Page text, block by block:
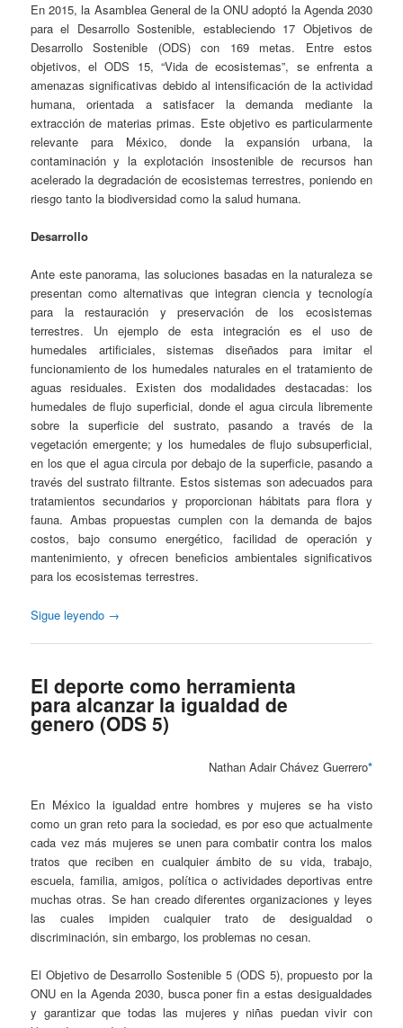
En 2015, la Asamblea General de la ONU adoptó la Agenda 2030
para el Desarrollo Sostenible, estableciendo 17 Objetivos de
Desarrollo Sostenible (ODS) con 169 metas. Entre estos
objetivos, el ODS 15, “Vida de ecosistemas”, se enfrenta a
amenazas significativas debido al intensificación de la actividad
humana, orientada a satisfacer la demanda mediante la
extracción de materias primas. Este objetivo es particularmente
relevante para México, donde la expansión urbana, la
contaminación y la explotación insostenible de recursos han
acelerado la degradación de ecosistemas terrestres, poniendo en
riesgo tanto la biodiversidad como la salud humana.
Desarrollo
Ante este panorama, las soluciones basadas en la naturaleza se
presentan como alternativas que integran ciencia y tecnología
para la restauración y preservación de los ecosistemas
terrestres. Un ejemplo de esta integración es el uso de
humedales artificiales, sistemas diseñados para imitar el
funcionamiento de los humedales naturales en el tratamiento de
aguas residuales. Existen dos modalidades destacadas: los
humedales de flujo superficial, donde el agua circula libremente
sobre la superficie del sustrato, pasando a través de la
vegetación emergente; y los humedales de flujo subsuperficial,
en los que el agua circula por debajo de la superficie, pasando a
través del sustrato filtrante. Estos sistemas son adecuados para
tratamientos secundarios y proporcionan hábitats para flora y
fauna. Ambas propuestas cumplen con la demanda de bajos
costos, bajo consumo energético, facilidad de operación y
mantenimiento, y ofrecen beneficios ambientales significativos
para los ecosistemas terrestres.
Sigue leyendo →
El deporte como herramienta
para alcanzar la igualdad de
genero (ODS 5)
Nathan Adair Chávez Guerrero*
En México la igualdad entre hombres y mujeres se ha visto
como un gran reto para la sociedad, es por eso que actualmente
cada vez más mujeres se unen para combatir contra los malos
tratos que reciben en cualquier ámbito de su vida, trabajo,
escuela, familia, amigos, política o actividades deportivas entre
muchas otras. Se han creado diferentes organizaciones y leyes
las cuales impiden cualquier trato de desigualdad o
discriminación, sin embargo, los problemas no cesan.
El Objetivo de Desarrollo Sostenible 5 (ODS 5), propuesto por la
ONU en la Agenda 2030, busca poner fin a estas desigualdades
y garantizar que todas las mujeres y niñas puedan vivir con